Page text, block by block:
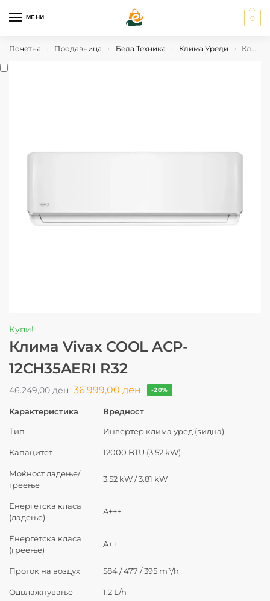
МЕНИ 0
Почетна › Продавница › Бела Техника › Клима Уреди › Клима Vivax COOL ACP-12CH35AERI R32
Купи!
Клима Vivax COOL ACP-
12CH35AERI R32
46.249,00ден 36.999,00 ден -20%
Карактеристика Вредност
Тип Инвертер клима уред (ѕидна)
Капацитет 12000 BTU (3.52 kW)
Моќност ладење/
греење
3.52 kW / 3.81 kW
Енергетска класа
(ладење)
A+++
Енергетска класа
(греење)
A++
Проток на воздух 584 / 477 / 395 m³/h
Одвлажнување 1.2 L/h